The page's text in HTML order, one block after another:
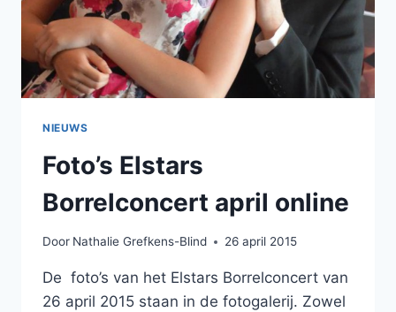
NIEUWS
Foto’s Elstars
Borrelconcert april online
Door Nathalie Grefkens-Blind 26 april 2015
De foto’s van het Elstars Borrelconcert van
26 april 2015 staan in de fotogalerij. Zowel